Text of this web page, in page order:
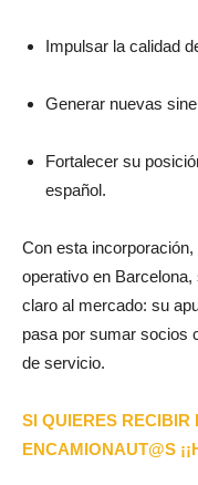
Impulsar la calidad
Generar nuevas
Fortalecer su
español.
Con esta
operativo en
claro al mercado: su
pasa por sumar socios
de servicio.
SI QUIERES RECIBIR
ENCAMIONAUT@S